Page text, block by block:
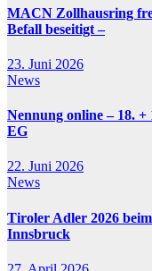
MACN Zollhausring
Befall beseitigt –
23. Juni 2026
News
Nennung online – 18.
EG
22. Juni 2026
News
Tiroler Adler 2026
Innsbruck